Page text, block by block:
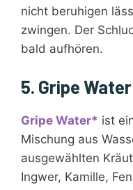
nicht beruhigen
zwingen. Der
bald aufhören.
5. Gripe Water
Gripe Water* ist
Mischung aus
ausgewählten
Ingwer, Kamille,